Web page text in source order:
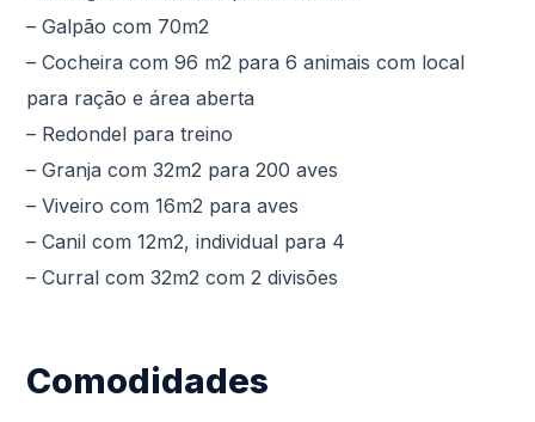
– Galpão com 70m2
– Cocheira com 96 m2 para 6 animais com local
para ração e área aberta
– Redondel para treino
– Granja com 32m2 para 200 aves
– Viveiro com 16m2 para aves
– Canil com 12m2, individual para 4
– Curral com 32m2 com 2 divisões
Comodidades